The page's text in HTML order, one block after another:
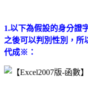
1.以下為假設的身分證
之後可以判別性別，所
代成※：